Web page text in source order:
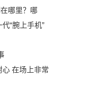
哪里？哪
“腕上手机”
在场上非常